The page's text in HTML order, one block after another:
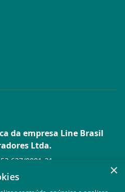
da empresa Line Brasil
Ltda.
0001-21
15 - Bela Vista - São Paulo -
SP
×